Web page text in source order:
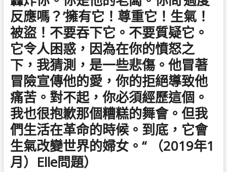
反應嗎？’擁有它！尊重它！生氣！
被盜！不要吞下它。不要質疑它。
它令人困惑，因為在你的憤怒之
下，我猜測，是一些悲傷。他冒著
冒險宣傳他的愛，你的拒絕導致他
痛苦。對不起，你必須經歷這個。
我也很抱歉那個糟糕的舞會。但我
們生活在革命的時候。到底，它會
生氣改變世界的婦女。“ （2019年1
月）Elle問題）